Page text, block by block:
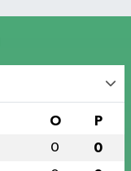
O P
0 0